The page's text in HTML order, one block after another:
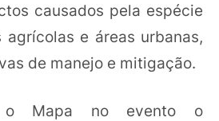
causados pela espécie
agrícolas e áreas urbanas,
de manejo e mitigação.
o Mapa no evento o